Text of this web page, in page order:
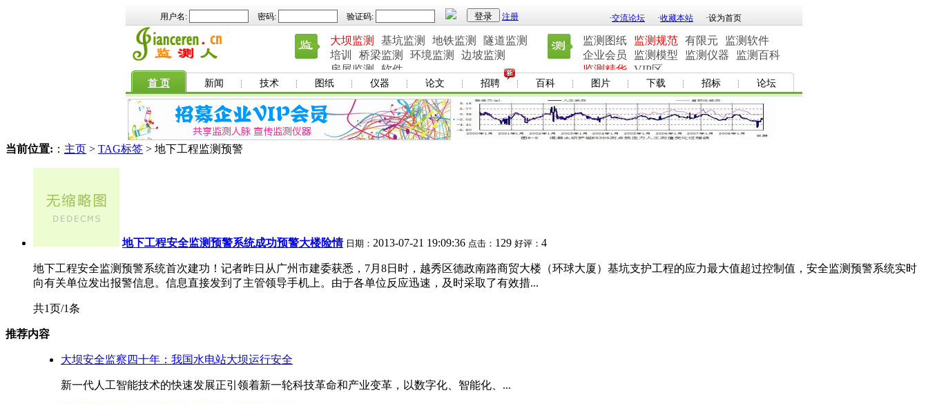
用户名: 密码: 验证码: 登录 注册 ·交流论坛 ·收藏本站 ·设为首页
大坝监测 基坑监测 地铁监测
隧道监测
培训
桥梁监测 环境监测
边坡监测
房屋监测
软件
监测图纸 监测规范 有限元
监测软件
企业会员
监测模型 监测仪器
监测百科
监测精华 VIP区
首 页 新闻 技术 图纸 仪器 论文 招聘 百科 图片 下载 招标 论坛
当前位置: ： 主页 > TAG标签 > 地下工程监测预警
地下工程安全监测预警系统成功预警大楼险情 日期： 2013-07-21 19:09:36 点击： 129 好评： 4
地下工程安全监测预警系统首次建功！记者昨日从广州市建委获悉，7月8日时，越秀区德政南路商贸大楼（环球大厦）基坑支护工程的应力最大值超过控制值，安全监测预警系统实时
向有关单位发出报警信息。信息直接发到了主管领导手机上。由于各单位反应迅速，及时采取了有效措...
共1页/1条
推荐内容
大坝安全监察四十年：我国水电站大坝运行安全
新一代人工智能技术的快速发展正引领着新一轮科技革命和产业变革，以数字化、智能化、...